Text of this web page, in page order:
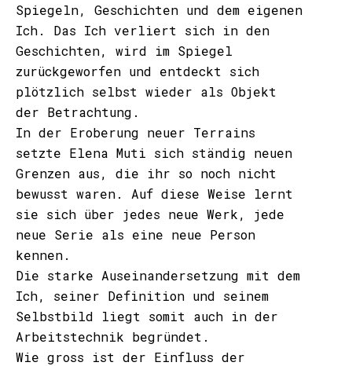
Spiegeln, Geschichten und dem eigenen
Ich. Das Ich verliert sich in den
Geschichten, wird im Spiegel
zurückgeworfen und entdeckt sich
plötzlich selbst wieder als Objekt
der Betrachtung.
In der Eroberung neuer Terrains
setzte Elena Muti sich ständig neuen
Grenzen aus, die ihr so noch nicht
bewusst waren. Auf diese Weise lernt
sie sich über jedes neue Werk, jede
neue Serie als eine neue Person
kennen.
Die starke Auseinandersetzung mit dem
Ich, seiner Definition und seinem
Selbstbild liegt somit auch in der
Arbeitstechnik begründet.
Wie gross ist der Einfluss der